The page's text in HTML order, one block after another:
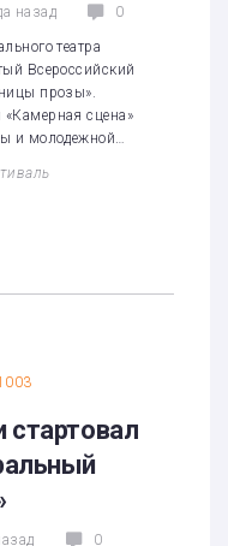
назад 0
театра
Всероссийский
прозы».
«Камерная сцена»
и молодежной…
стартовал
0